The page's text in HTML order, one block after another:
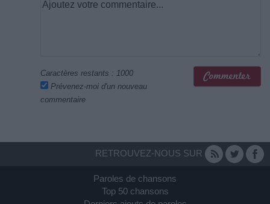
Caractères restants : 1000
Prévenez-moi d'un nouveau
commentaire
RETROUVEZ-NOUS SUR
Paroles de chansons
Top 50 chansons